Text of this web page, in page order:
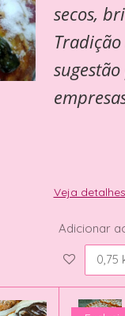
secos,
Veja detalhes
Adicionar